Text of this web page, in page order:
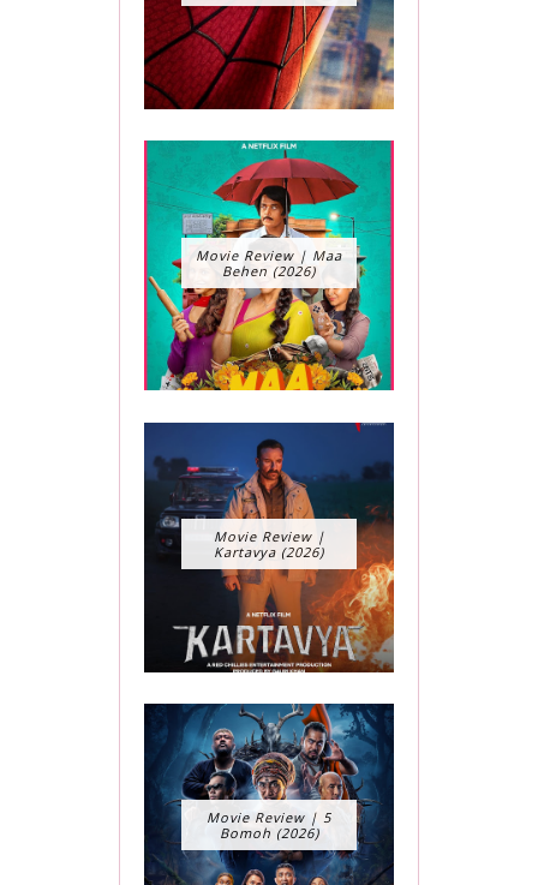
Movie Review | Maa
Behen (2026)
Movie Review |
Kartavya (2026)
Movie Review | 5
Bomoh (2026)